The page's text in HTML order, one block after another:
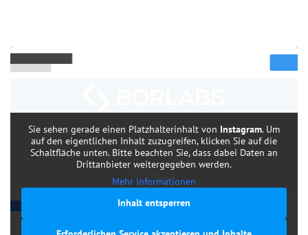
Sie sehen gerade einen Platzhalterinhalt von Instagram. Um
auf den eigentlichen Inhalt zuzugreifen, klicken Sie auf die
Schaltfläche unten. Bitte beachten Sie, dass dabei Daten an
Drittanbieter weitergegeben werden.
Mehr Informationen
Inhalt entsperren